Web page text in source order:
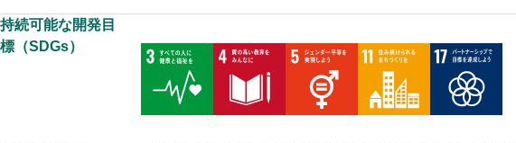
持続可能な開発目
標（SDGs）